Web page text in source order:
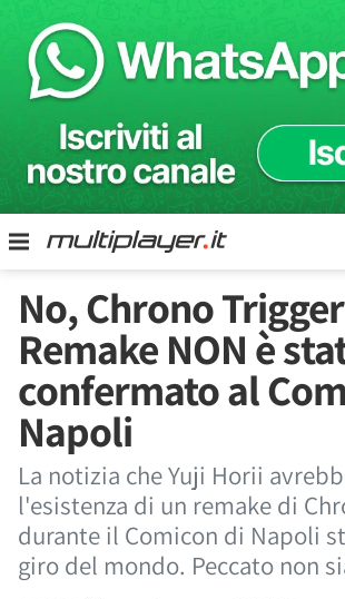
No, Chrono Trigger
Remake NON è
confermato al
Napoli
La notizia che Yuji Horii
l'esistenza di un remake di
durante il Comicon di Napoli
giro del mondo. Peccato non